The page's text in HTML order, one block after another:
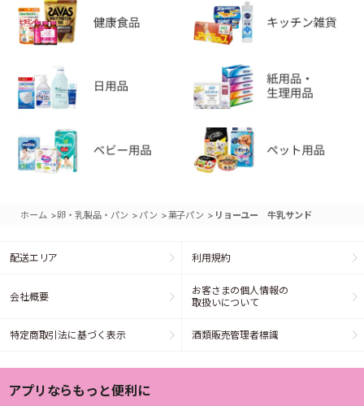
ホーム >卵・乳製品・パン > パン >菓子パン > リョーユー 牛乳サンド
配送エリア 利用規約
会社概要
お客さまの個人情報の
取扱いについて
特定商取引法に基づく表示 酒類販売管理者標識
アプリならもっと便利に